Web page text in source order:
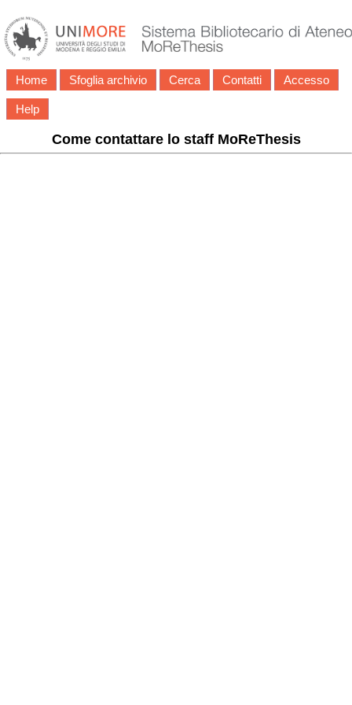
Home Sfoglia archivio Cerca Contatti Accesso
Help
Come contattare lo staff MoReThesis